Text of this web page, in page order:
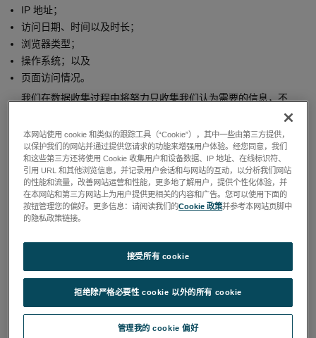
IP 地址；
访问日期、时间以及时长；
浏览器类型；
操作系统；以及
页面访问情况。
我们在数据收集过程中将努力只收集我们认为需要的信息，不
会使用上述收集的信息来尝试识别您的身份，但是，我们可能
出于技术安全的考虑，特别是为了防止对我们的网络服务器的
攻击，我们会将相应的数据储存一段时间。我们无法根据这些
数据分辨出个人的身份。在一段时间后，我们会通过缩短域名
级别的 IP 地址对这些数据进行匿名化处理，这样就不再可能识
别出个人用户的任何身份信息了。被匿名化的数据也将被处理
用于统计目的。我们不会将任何数据与其他数据库的数据进行
比较，也不会将其转发给第三方。
您提供的信息
在使用本网站、与我们开展业务或设法与我们开展业务时，您
可以通过以下方式主动向我们提供个人信息：
在我们的网站、商展或是任何我们开展业务的工作地点填写表
单（例如，“联系我们”表单）；
本网站使用 cookie 和类似的跟踪工具（“Cookie”），其中一些由第三方提供，
以保护我们的网站并通过提供您请求的功能来增强用户体验。经您同意，我们
和这些第三方还将使用 Cookie 收集用户和设备数据、IP 地址、在线标识符、
引用 URL 和其他浏览信息，并记录用户会话和与网站的互动，以分析我们网站
的性能和流量，改善网站运营和性能，更多地了解用户，提供个性化体验，并
在本网站和第三方网站上为用户提供更相关的内容和广告。您可以使用下面的
按钮管理您的偏好。更多信息：请阅读我们的Cookie 政策并参考本网站页脚中
的隐私政策链接。
管理我的 cookie 偏好
拒绝除严格必要性 cookie 以外的所有 cookie
接受所有 cookie